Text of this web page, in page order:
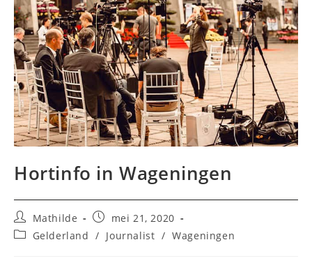
Hortinfo in Wageningen
Bericht
auteur:
Mathilde
Bericht
gepubliceerd
op:
mei 21, 2020
Berichtcategorie:
Gelderland / Journalist / Wageningen